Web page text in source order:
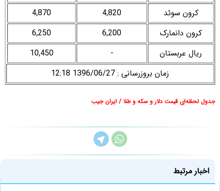
کرون سوئد
4,820
4,870
کرون دانمارک
6,200
6,250
ریال عربستان
-
10,450
زمان بروزرسانی : 1396/06/27 12:18
جدول لحظه‌ای قیمت دلار و سکه و طلا / ایران جیب
اخبار مرتبط